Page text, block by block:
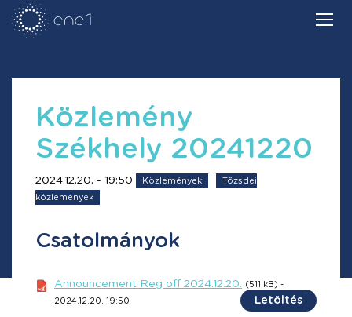
Közlemény
Székhely 20241220
2024.12.20. - 19:50 Közlemények
Tőzsdei
közlemények
Csatolmányok
Announcement Reg off 2024.12.20. (511 kB) -
2024.12.20. 19:50 Letöltés